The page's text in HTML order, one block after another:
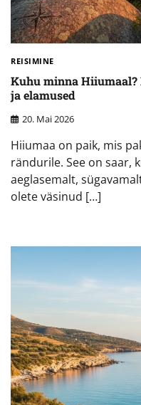
REISIMINE
Kuhu minna
ja elamused
20. Mai 2026
Hiiumaa on paik, mis
rändurile. See on saar,
aeglasemalt,
olete väsinud […]